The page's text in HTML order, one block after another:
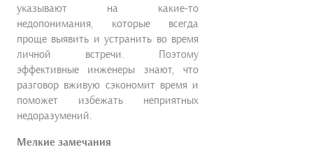
указывают на какие-то
недопонимания, которые всегда
проще выявить и устранить во время
личной встречи. Поэтому
эффективные инженеры знают, что
разговор вживую сэкономит время и
поможет избежать неприятных
недоразумений.
Мелкие замечания